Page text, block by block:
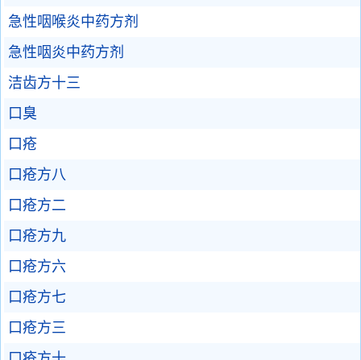
急性咽喉炎中药方剂
急性咽炎中药方剂
洁齿方十三
口臭
口疮
口疮方八
口疮方二
口疮方九
口疮方六
口疮方七
口疮方三